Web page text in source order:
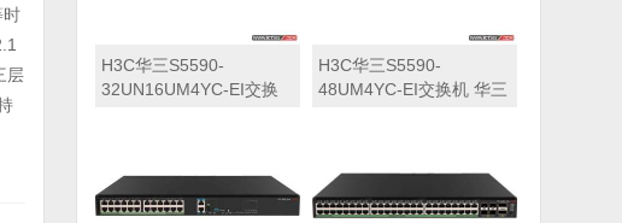
时
层
H3C华三S5590-
32UN16UM4YC-EI交换
H3C华三S5590-
48UM4YC-EI交换机 华三